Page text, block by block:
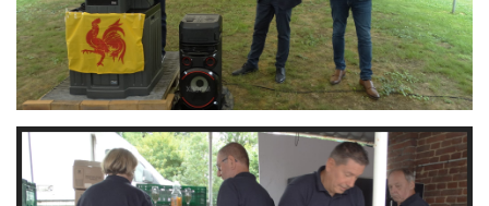
Branding
ARMCHAIR